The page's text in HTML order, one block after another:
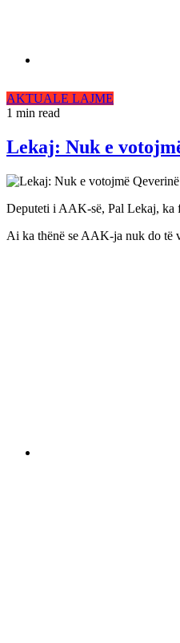
AKTUALE LAJME
1 min read
Lekaj: Nuk e
Deputeti i AAK-së, Pal Lekaj, ka
Ai ka thënë se AAK-ja nuk do të